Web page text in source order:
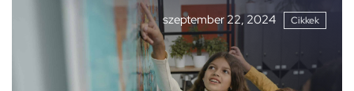
szeptember 22, 2024 Cikkek